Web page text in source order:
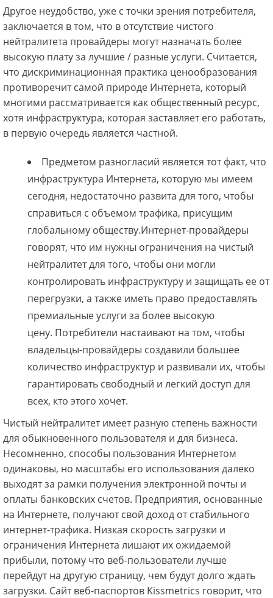
Другое неудобство, уже с точки зрения потребителя,
заключается в том, что в отсутствие чистого
нейтралитета провайдеры могут назначать более
высокую плату за лучшие / разные услуги. Считается,
что дискриминационная практика ценообразования
противоречит самой природе Интернета, который
многими рассматривается как общественный ресурс,
хотя инфраструктура, которая заставляет его работать,
в первую очередь является частной.
Предметом разногласий является тот факт, что
инфраструктура Интернета, которую мы имеем
сегодня, недостаточно развита для того, чтобы
справиться с объемом трафика, присущим
глобальному обществу.Интернет-провайдеры
говорят, что им нужны ограничения на чистый
нейтралитет для того, чтобы они могли
контролировать инфраструктуру и защищать ее от
перегрузки, а также иметь право предоставлять
премиальные услуги за более высокую
цену. Потребители настаивают на том, чтобы
владельцы-провайдеры создавили большее
количество инфраструктур и развивали их, чтобы
гарантировать свободный и легкий доступ для
всех, кто этого хочет.
Чистый нейтралитет имеет разную степень важности
для обыкновенного пользователя и для бизнеса.
Несомненно, способы пользования Интернетом
одинаковы, но масштабы его использования далеко
выходят за рамки получения электронной почты и
оплаты банковских счетов. Предприятия, основанные
на Интернете, получают свой доход от стабильного
интернет-трафика. Низкая скорость загрузки и
ограничения Интернета лишают их ожидаемой
прибыли, потому что веб-пользователи лучше
перейдут на другую страницу, чем будут долго ждать
загрузки. Сайт веб-паспортов Kissmetrics говорит, что